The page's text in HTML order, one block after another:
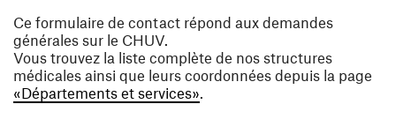
Ce formulaire de contact répond aux demandes
générales sur le CHUV.
Vous trouvez la liste complète de nos structures
médicales ainsi que leurs coordonnées depuis la page
«Départements et services».